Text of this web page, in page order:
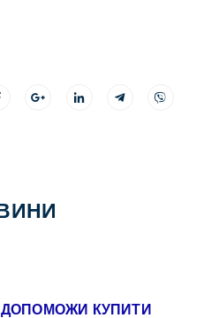
ДОПОМОЖИ КУПИТИ